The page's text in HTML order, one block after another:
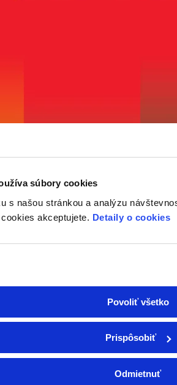
súbory cookies
s našou stránkou a analýzu
akceptujete. Detaily o cookies
Povoliť všetko
Prispôsobiť
Odmietnuť
v 30+ krajinách a zamestnáva 25 000